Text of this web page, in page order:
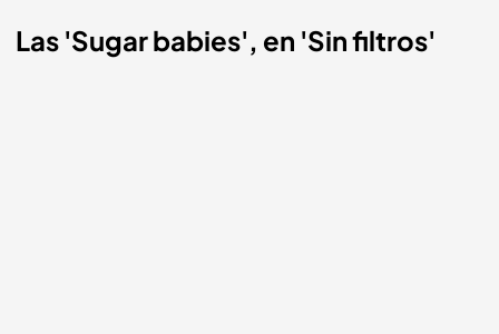
Las 'Sugar babies', en 'Sin filtros'